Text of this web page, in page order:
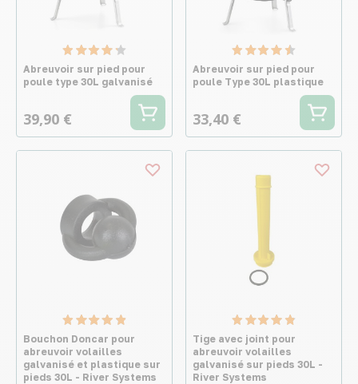
Abreuvoir sur pied pour
poule type 30L galvanisé
39,90 €
Abreuvoir sur pied pour
poule Type 30L plastique
33,40 €
Bouchon Doncar pour
abreuvoir volailles
galvanisé et plastique sur
pieds 30L - River Systems
Tige avec joint pour
abreuvoir volailles
galvanisé sur pieds 30L -
River Systems